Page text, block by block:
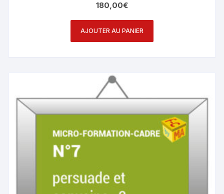
180,00€
AJOUTER AU PANIER